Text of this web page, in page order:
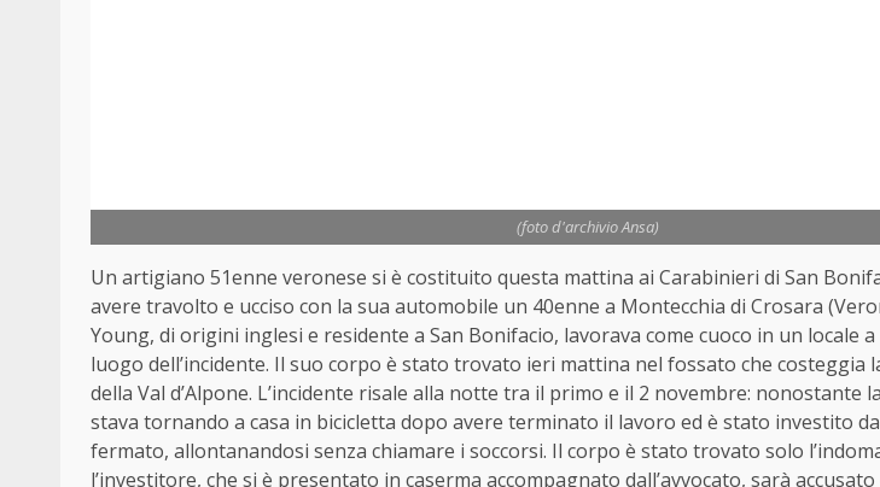
(foto d'archivio Ansa)
Un artigiano 51enne veronese si è costituito questa mattina ai Carabinieri di San
avere travolto e ucciso con la sua automobile un 40enne a Montecchia di Crosara
Young, di origini inglesi e residente a San Bonifacio, lavorava come cuoco in un locale
luogo dell’incidente. Il suo corpo è stato trovato ieri mattina nel fossato che costeggia
della Val d’Alpone. L’incidente risale alla notte tra il primo e il 2 novembre: nonostante
stava tornando a casa in bicicletta dopo avere terminato il lavoro ed è stato investito
fermato, allontanandosi senza chiamare i soccorsi. Il corpo è stato trovato solo
l’investitore, che si è presentato in caserma accompagnato dall’avvocato, sarà